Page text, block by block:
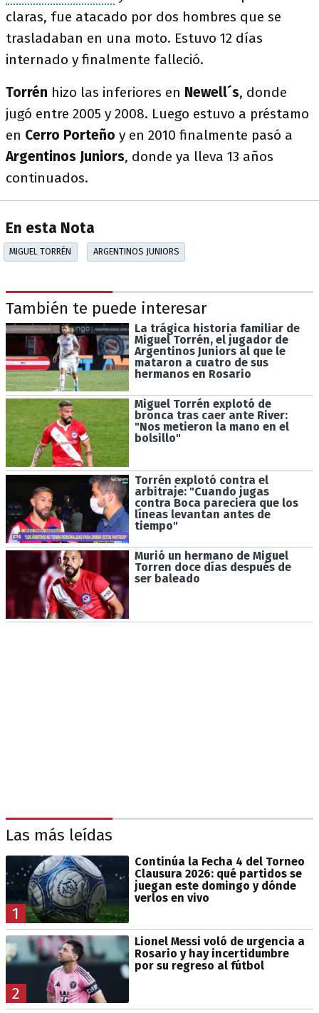
claras, fue atacado por dos hombres que se
trasladaban en una moto. Estuvo 12 días
internado y finalmente falleció.
Torrén hizo las inferiores en Newell´s, donde
jugó entre 2005 y 2008. Luego estuvo a préstamo
en Cerro Porteño y en 2010 finalmente pasó a
Argentinos Juniors, donde ya lleva 13 años
continuados.
En esta Nota
MIGUEL TORRÉN ARGENTINOS JUNIORS
También te puede interesar
La trágica historia familiar de
Miguel Torrén, el jugador de
Argentinos Juniors al que le
mataron a cuatro de sus
hermanos en Rosario
Miguel Torrén explotó de
bronca tras caer ante River:
"Nos metieron la mano en el
bolsillo"
Torrén explotó contra el
arbitraje: "Cuando jugas
contra Boca pareciera que los
líneas levantan antes de
tiempo"
Murió un hermano de Miguel
Torren doce días después de
ser baleado
Las más leídas
1
Continúa la Fecha 4 del Torneo
Clausura 2026: qué partidos se
juegan este domingo y dónde
verlos en vivo
2
Lionel Messi voló de urgencia a
Rosario y hay incertidumbre
por su regreso al fútbol